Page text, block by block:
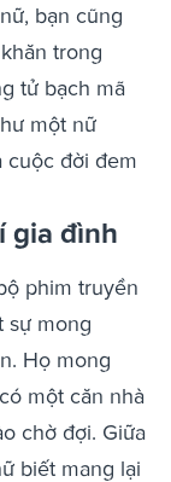
bạn cũng
trong
tử bạch mã
một nữ
cuộc đời đem
gia đình
phim truyền
sự mong
Họ mong
một căn nhà
chờ đợi. Giữa
biết mang lại